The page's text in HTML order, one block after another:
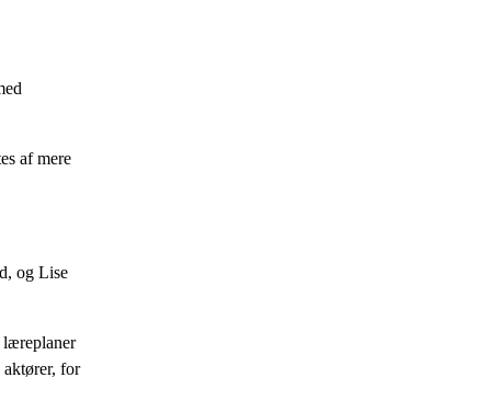
af mere
og Lise
læreplaner
aktører, for